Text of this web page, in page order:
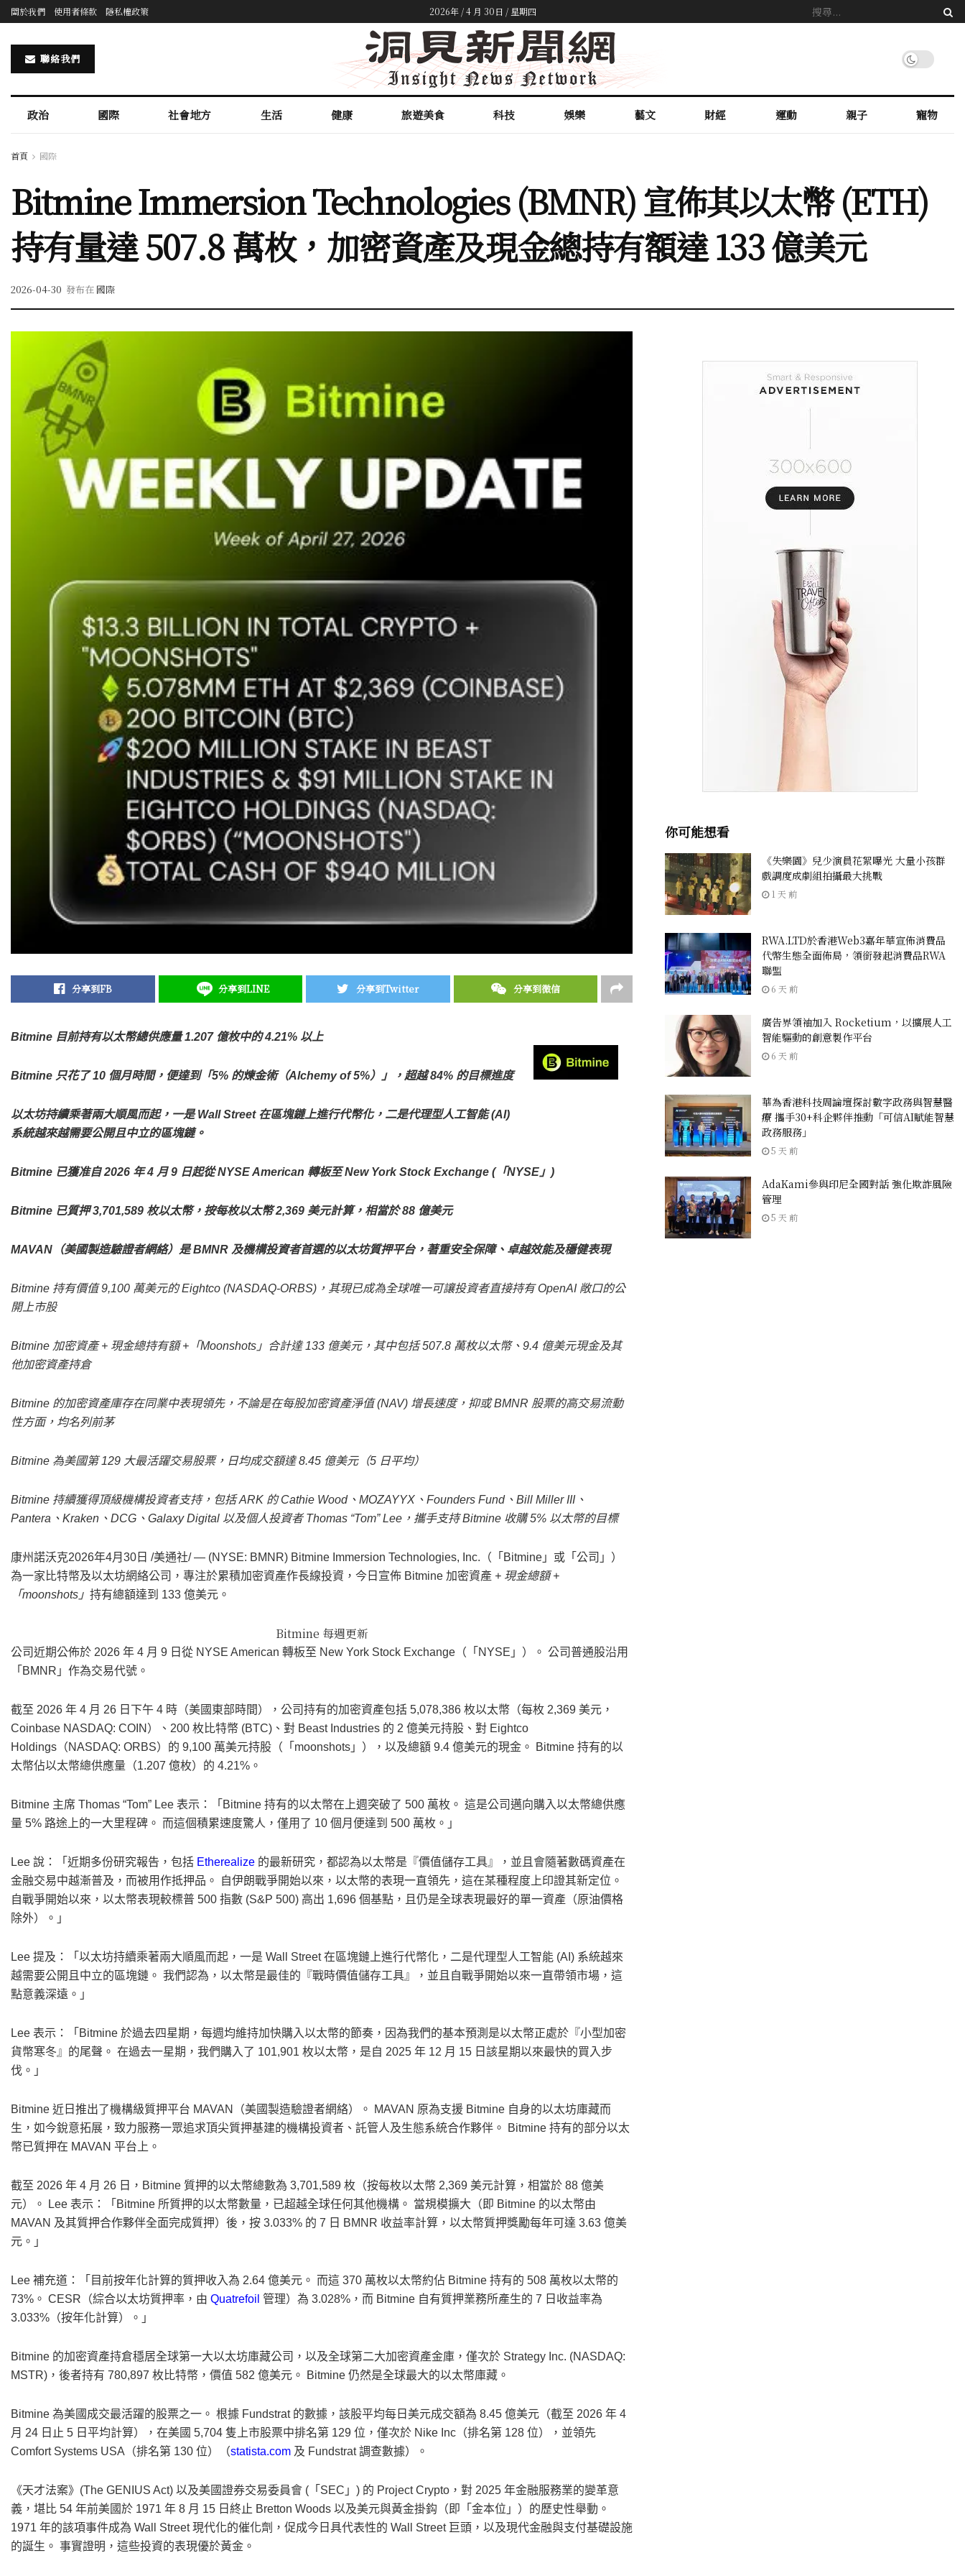
關於我們 使用者條款 隱私權政策 2026年 / 4 月 30日 / 星期四
聯絡我們
政治 國際 社會地方 生活 健康 旅遊美食 科技 娛樂 藝文 財經 運動 親子 寵物
首頁 國際
Bitmine Immersion Technologies (BMNR) 宣佈其以太幣 (ETH)
持有量達 507.8 萬枚，加密資產及現金總持有額達 133 億美元
2026-04-30 發布在 國際
分享到FB 分享到LINE 分享到Twitter 分享到微信
Bitmine 目前持有以太幣總供應量 1.207 億枚中的 4.21% 以上
Bitmine 只花了 10 個月時間，便達到「5% 的煉金術（Alchemy of 5%）」，超越 84% 的目標進度
以太坊持續乘著兩大順風而起，一是 Wall Street 在區塊鏈上進行代幣化，二是代理型人工智能 (AI)
系統越來越需要公開且中立的區塊鏈。
Bitmine 已獲准自 2026 年 4 月 9 日起從 NYSE American 轉板至 New York Stock Exchange (「NYSE」)
Bitmine 已質押 3,701,589 枚以太幣，按每枚以太幣 2,369 美元計算，相當於 88 億美元
MAVAN（美國製造驗證者網絡）是 BMNR 及機構投資者首選的以太坊質押平台，著重安全保障、卓越效能及穩健表現
Bitmine 持有價值 9,100 萬美元的 Eightco (NASDAQ-ORBS)，其現已成為全球唯一可讓投資者直接持有 OpenAI 敞口的公
開上市股
Bitmine 加密資產 + 現金總持有額 +「Moonshots」合計達 133 億美元，其中包括 507.8 萬枚以太幣、9.4 億美元現金及其
他加密資產持倉
Bitmine 的加密資產庫存在同業中表現領先，不論是在每股加密資產淨值 (NAV) 增長速度，抑或 BMNR 股票的高交易流動
性方面，均名列前茅
Bitmine 為美國第 129 大最活躍交易股票，日均成交額達 8.45 億美元（5 日平均）
Bitmine 持續獲得頂級機構投資者支持，包括 ARK 的 Cathie Wood、MOZAYYX、Founders Fund、Bill Miller III、
Pantera、Kraken、DCG、Galaxy Digital 以及個人投資者 Thomas “Tom” Lee，攜手支持 Bitmine 收購 5% 以太幣的目標
康州諾沃克2026年4月30日 /美通社/ — (NYSE: BMNR) Bitmine Immersion Technologies, Inc.（「Bitmine」或「公司」）
為一家比特幣及以太坊網絡公司，專注於累積加密資產作長線投資，今日宣佈 Bitmine 加密資產 + 現金總額 +
「moonshots」 持有總額達到 133 億美元。
Bitmine 每週更新
公司近期公佈於 2026 年 4 月 9 日從 NYSE American 轉板至 New York Stock Exchange（「NYSE」）。 公司普通股沿用
「BMNR」作為交易代號。
截至 2026 年 4 月 26 日下午 4 時（美國東部時間），公司持有的加密資產包括 5,078,386 枚以太幣（每枚 2,369 美元，
Coinbase NASDAQ: COIN）、200 枚比特幣 (BTC)、對 Beast Industries 的 2 億美元持股、對 Eightco
Holdings（NASDAQ: ORBS）的 9,100 萬美元持股（「moonshots」），以及總額 9.4 億美元的現金。 Bitmine 持有的以
太幣佔以太幣總供應量（1.207 億枚）的 4.21%。
Bitmine 主席 Thomas “Tom” Lee 表示：「Bitmine 持有的以太幣在上週突破了 500 萬枚。 這是公司邁向購入以太幣總供應
量 5% 路途上的一大里程碑。 而這個積累速度驚人，僅用了 10 個月便達到 500 萬枚。」
Lee 說：「近期多份研究報告，包括 Etherealize 的最新研究，都認為以太幣是『價值儲存工具』，並且會隨著數碼資產在
金融交易中越漸普及，而被用作抵押品。 自伊朗戰爭開始以來，以太幣的表現一直領先，這在某種程度上印證其新定位。
自戰爭開始以來，以太幣表現較標普 500 指數 (S&P 500) 高出 1,696 個基點，且仍是全球表現最好的單一資產（原油價格
除外）。」
Lee 提及：「以太坊持續乘著兩大順風而起，一是 Wall Street 在區塊鏈上進行代幣化，二是代理型人工智能 (AI) 系統越來
越需要公開且中立的區塊鏈。 我們認為，以太幣是最佳的『戰時價值儲存工具』，並且自戰爭開始以來一直帶領市場，這
點意義深遠。」
Lee 表示：「Bitmine 於過去四星期，每週均維持加快購入以太幣的節奏，因為我們的基本預測是以太幣正處於『小型加密
貨幣寒冬』的尾聲。 在過去一星期，我們購入了 101,901 枚以太幣，是自 2025 年 12 月 15 日該星期以來最快的買入步
伐。」
Bitmine 近日推出了機構級質押平台 MAVAN（美國製造驗證者網絡）。 MAVAN 原為支援 Bitmine 自身的以太坊庫藏而
生，如今銳意拓展，致力服務一眾追求頂尖質押基建的機構投資者、託管人及生態系統合作夥伴。 Bitmine 持有的部分以太
幣已質押在 MAVAN 平台上。
截至 2026 年 4 月 26 日，Bitmine 質押的以太幣總數為 3,701,589 枚（按每枚以太幣 2,369 美元計算，相當於 88 億美
元）。 Lee 表示：「Bitmine 所質押的以太幣數量，已超越全球任何其他機構。 當規模擴大（即 Bitmine 的以太幣由
MAVAN 及其質押合作夥伴全面完成質押）後，按 3.033% 的 7 日 BMNR 收益率計算，以太幣質押獎勵每年可達 3.63 億美
元。」
Lee 補充道：「目前按年化計算的質押收入為 2.64 億美元。 而這 370 萬枚以太幣約佔 Bitmine 持有的 508 萬枚以太幣的
73%。 CESR（綜合以太坊質押率，由 Quatrefoil 管理）為 3.028%，而 Bitmine 自有質押業務所產生的 7 日收益率為
3.033%（按年化計算）。」
Bitmine 的加密資產持倉穩居全球第一大以太坊庫藏公司，以及全球第二大加密資產金庫，僅次於 Strategy Inc. (NASDAQ:
MSTR)，後者持有 780,897 枚比特幣，價值 582 億美元。 Bitmine 仍然是全球最大的以太幣庫藏。
Bitmine 為美國成交最活躍的股票之一。 根據 Fundstrat 的數據，該股平均每日美元成交額為 8.45 億美元（截至 2026 年 4
月 24 日止 5 日平均計算），在美國 5,704 隻上市股票中排名第 129 位，僅次於 Nike Inc（排名第 128 位），並領先
Comfort Systems USA（排名第 130 位）（statista.com 及 Fundstrat 調查數據）。
《天才法案》(The GENIUS Act) 以及美國證券交易委員會 (「SEC」) 的 Project Crypto，對 2025 年金融服務業的變革意
義，堪比 54 年前美國於 1971 年 8 月 15 日終止 Bretton Woods 以及美元與黃金掛鈎（即「金本位」）的歷史性舉動。
1971 年的該項事件成為 Wall Street 現代化的催化劑，促成今日具代表性的 Wall Street 巨頭，以及現代金融與支付基礎設施
的誕生。 事實證明，這些投資的表現優於黃金。
你可能想看
《失樂園》兒少演員花絮曝光 大量小孩群
戲調度成劇組拍攝最大挑戰
1 天 前
RWA.LTD於香港Web3嘉年華宣佈消費品
代幣生態全面佈局，領銜發起消費品RWA
聯盟
6 天 前
廣告界領袖加入 Rocketium，以擴展人工
智能驅動的創意製作平台
6 天 前
華為香港科技周論壇探討數字政務與智慧醫
療 攜手30+科企夥伴推動「可信AI賦能智慧
政務服務」
5 天 前
AdaKami參與印尼全國對話 強化欺詐風險
管理
5 天 前